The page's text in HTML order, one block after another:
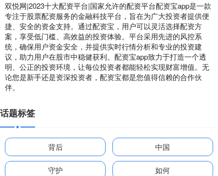
双悦网|2023十大配资平台|国家允许的配资平台配资宝app是一款
专注于股票配资服务的金融科技平台，旨在为广大投资者提供便
捷、安全的资金支持。通过配资宝，用户可以灵活选择配资方
案，享受低门槛、高效益的投资体验。平台采用先进的风控系
统，确保用户资金安全，并提供实时行情分析和专业的投资建
议，助力用户在股市中稳健获利。配资宝app致力于打造一个透
明、公正的投资环境，让每位投资者都能轻松实现财富增值。无
论您是新手还是资深投资者，配资宝都是您值得信赖的合作伙
伴。
话题标签
背后 中国
守护 如何